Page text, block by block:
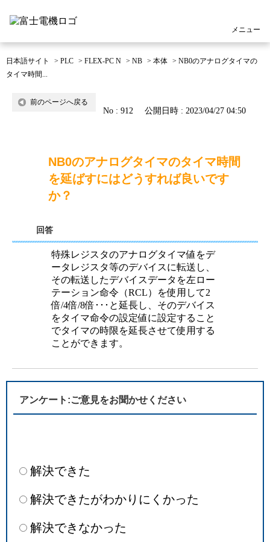
メニュー
日本語サイト > PLC > FLEX-PC N > NB > 本体 > NB0のアナログタイマの
タイマ時間...
前のページへ戻る
No : 912 公開日時 : 2023/04/27 04:50
NB0のアナログタイマのタイマ時間
を延ばすにはどうすれば良いです
か？
回答
特殊レジスタのアナログタイマ値をデ
ータレジスタ等のデバイスに転送し、
その転送したデバイスデータを左ロー
テーション命令（RCL）を使用して2
倍/4倍/8倍･･･と延長し、そのデバイス
をタイマ命令の設定値に設定すること
でタイマの時限を延長させて使用する
ことができます。
アンケート:ご意見をお聞かせください
解決できた
解決できたがわかりにくかった
解決できなかった